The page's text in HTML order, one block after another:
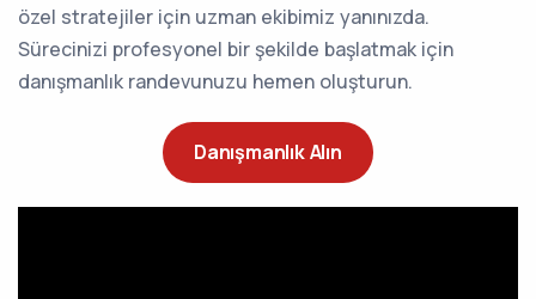
özel stratejiler için uzman ekibimiz yanınızda.
Sürecinizi profesyonel bir şekilde başlatmak için
danışmanlık randevunuzu hemen oluşturun.
Danışmanlık Alın